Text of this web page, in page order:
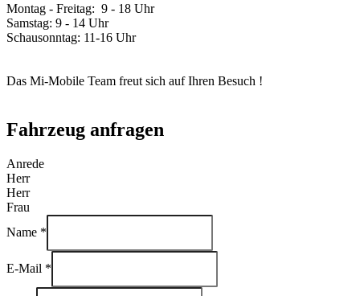
Montag - Freitag: 9 - 18 Uhr
Samstag: 9 - 14 Uhr
Schausonntag: 11-16 Uhr
Das Mi-Mobile Team freut sich auf Ihren Besuch !
Fahrzeug anfragen
Anrede
Herr
Herr
Frau
Name *
E-Mail *